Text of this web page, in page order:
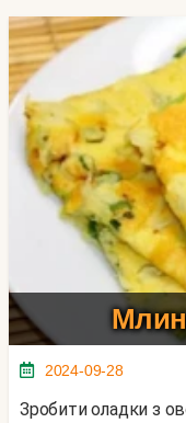
2024-09-28
Зробити оладки з овочів - звичайна справа. Вони легко